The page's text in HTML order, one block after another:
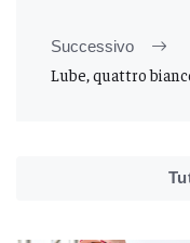
Successivo
Lube, quattro